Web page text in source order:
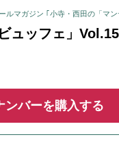
ルマガジン ｢小寺・西田の「マ
ュッフェ」
ンバーを購入する